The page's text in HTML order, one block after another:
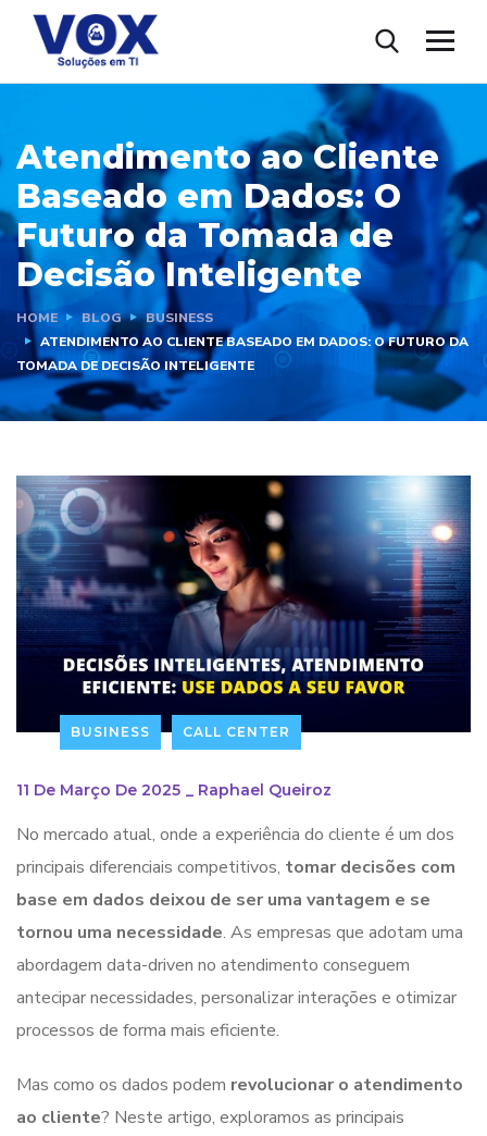
Atendimento ao Cliente
Baseado em Dados: O
Futuro da Tomada de
Decisão Inteligente
HOME BLOG
BUSINESS
ATENDIMENTO AO CLIENTE BASEADO EM DADOS: O FUTURO DA
TOMADA DE DECISÃO INTELIGENTE
BUSINESS CALL CENTER
11 De Março De 2025 Raphael Queiroz
No mercado atual, onde a experiência do cliente é um dos
principais diferenciais competitivos, tomar decisões com
base em dados deixou de ser uma vantagem e se
tornou uma necessidade. As empresas que adotam uma
abordagem data-driven no atendimento conseguem
antecipar necessidades, personalizar interações e otimizar
processos de forma mais eficiente.
Mas como os dados podem revolucionar o atendimento
ao cliente? Neste artigo, exploramos as principais